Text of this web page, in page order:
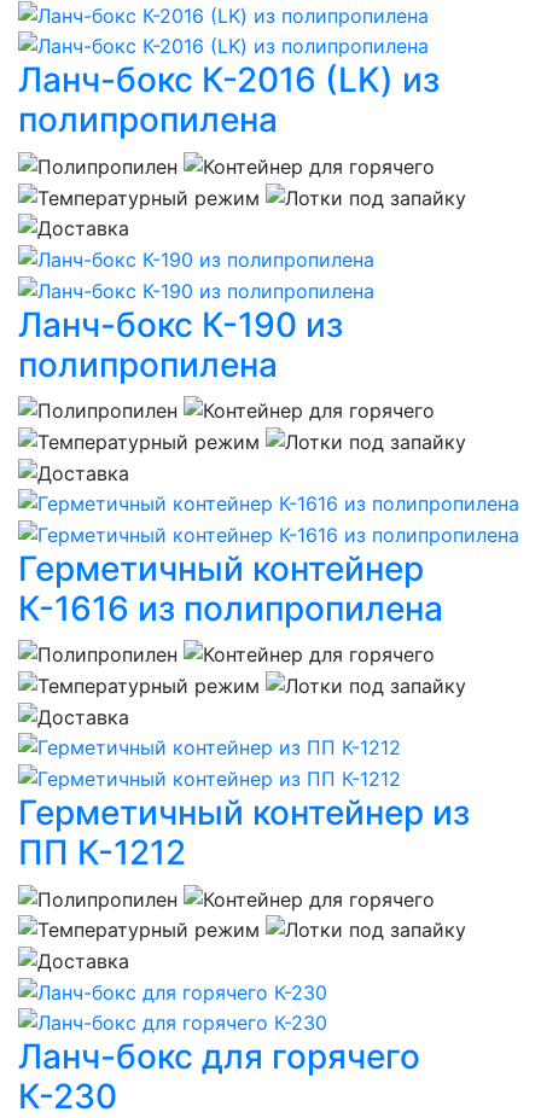
Ланч-бокс К-2016 (LK) из
полипропилена
Ланч-бокс К-190 из
полипропилена
Герметичный контейнер
К-1616 из полипропилена
Герметичный контейнер из
ПП К-1212
Ланч-бокс для горячего
К-230